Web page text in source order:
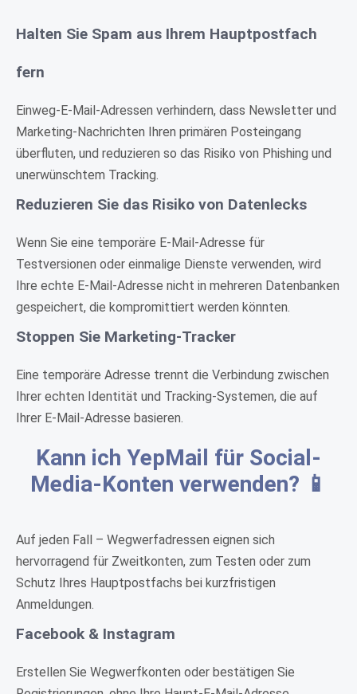
Halten Sie Spam aus Ihrem Hauptpostfach
fern
Einweg-E-Mail-Adressen verhindern, dass Newsletter und
Marketing-Nachrichten Ihren primären Posteingang
überfluten, und reduzieren so das Risiko von Phishing und
unerwünschtem Tracking.
Reduzieren Sie das Risiko von Datenlecks
Wenn Sie eine temporäre E-Mail-Adresse für
Testversionen oder einmalige Dienste verwenden, wird
Ihre echte E-Mail-Adresse nicht in mehreren Datenbanken
gespeichert, die kompromittiert werden könnten.
Stoppen Sie Marketing-Tracker
Eine temporäre Adresse trennt die Verbindung zwischen
Ihrer echten Identität und Tracking-Systemen, die auf
Ihrer E-Mail-Adresse basieren.
Kann ich YepMail für Social-
Media-Konten verwenden? 📱
Auf jeden Fall – Wegwerfadressen eignen sich
hervorragend für Zweitkonten, zum Testen oder zum
Schutz Ihres Hauptpostfachs bei kurzfristigen
Anmeldungen.
Facebook & Instagram
Erstellen Sie Wegwerfkonten oder bestätigen Sie